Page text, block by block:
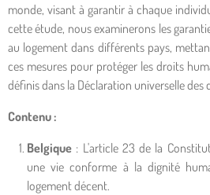
monde, visant à garantir à chaque
cette étude, nous examinerons les
au logement dans différents pays,
ces mesures pour protéger les droits
définis dans la Déclaration universelle des
Contenu :
Belgique : L'article 23 de la
une vie conforme à la dignité
logement décent.